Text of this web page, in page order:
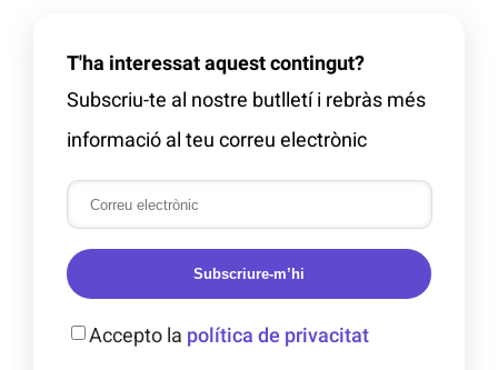
T'ha interessat aquest contingut?
Subscriu-te al nostre butlletí i rebràs més
informació al teu correu electrònic
Subscriure-m’hi
Accepto la política de privacitat